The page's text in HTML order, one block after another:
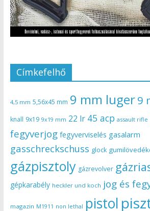
Címkefelhő
4,5 mm 5,56x45 mm 9 mm luger9
knall 9x19 9x19 mm 22 lr 45 acp assault rifle
fegyverjog fegyverviselés gasalarm
gasschreckschuss glock
gázpisztoly gázrevolver
gépkarabély heckler und koch jog és
magazin M1911 non lethal pistol